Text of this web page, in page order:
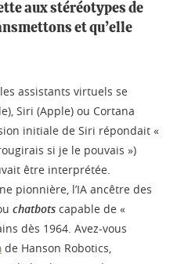
aux stéréotypes de
et qu’elle
assistants virtuels se
Siri (Apple) ou Cortana
initiale de Siri répondait «
si je le pouvais »)
être interprétée.
pionnière, l’IA ancêtre des
chatbots capable de «
dès 1964. Avez-vous
de Hanson Robotics,